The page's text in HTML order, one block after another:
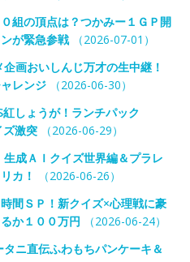
組の頂点は？つかみー１ＧＰ開
が緊急参戦（2026-07-01）
画おいしんじ万才の生中継！
レンジ（2026-06-30）
しょうが！ランチパック
ズ激突（2026-06-29）
成ＡＩクイズ世界編＆プラレ
カ！
（2026-06-26）
間ＳＰ！新クイズ×心理戦に豪
か１００万円 （2026-06-24）
ニ直伝ふわもちパンケーキ＆